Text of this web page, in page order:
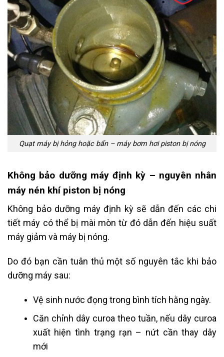
Quạt máy bị hỏng hoặc bẩn – máy bơm hơi piston bị nóng
Không bảo dưỡng máy định kỳ – nguyên nhân
máy nén khí piston bị nóng
Không bảo dưỡng máy định kỳ sẽ dẫn đến các chi
tiết máy có thể bị mài mòn từ đó dẫn đến hiệu suất
máy giảm và máy bị nóng.
Do đó bạn cần tuân thủ một số nguyên tắc khi bảo
dưỡng máy sau:
Vệ sinh nước đọng trong bình tích hằng ngày.
Căn chỉnh dây curoa theo tuần, nếu dây curoa
xuất hiện tình trạng rạn – nứt cần thay dây
mới